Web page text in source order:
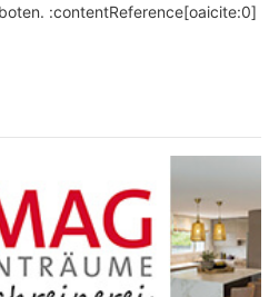
:contentReference[oaicite:0]